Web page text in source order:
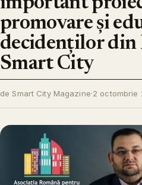
promovare și
decidenților din
Smart City
de Smart City Magazine·2 octombrie